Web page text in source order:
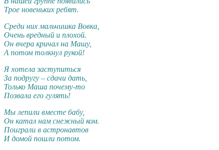
Трое новеньких ребят.
Среди них мальчишка Вовка,
Очень вредный и плохой.
Он вчера кричал на Машу,
А потом толкнул рукой!
Я хотела заступиться
За подругу – сдачи дать,
Только Маша почему-то
Позвала его гулять!
Мы лепили вместе бабу,
Он катал нам снежный ком.
Поиграли в астронавтов
И домой пошли потом.